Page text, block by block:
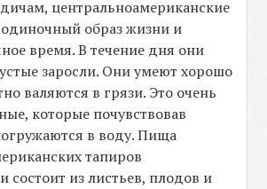
центральноамериканские
образ жизни и
время. В течение дня они
заросли. Они умеют хорошо
валяются в грязи. Это очень
которые почувствовав
в воду. Пища
тапиров
состоит из листьев, плодов и